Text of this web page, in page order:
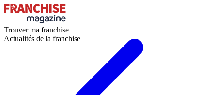
Trouver ma franchise
Actualités de la franchise